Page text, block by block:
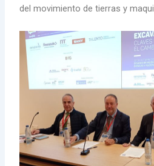
del movimiento de tierras y